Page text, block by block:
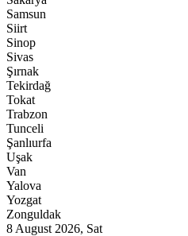
Samsun
Siirt
Sinop
Sivas
Şırnak
Tekirdağ
Tokat
Trabzon
Tunceli
Şanlıurfa
Uşak
Van
Yalova
Yozgat
Zonguldak
8 August 2026, Sat